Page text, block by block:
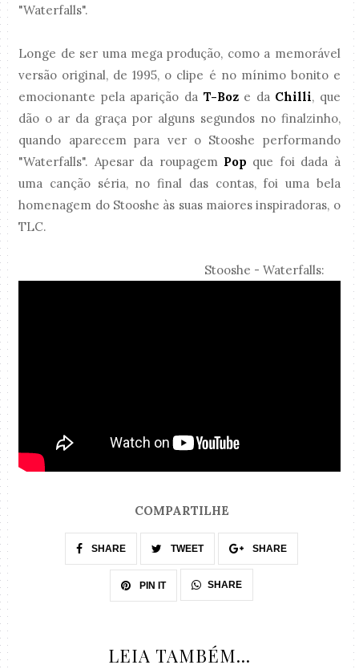
"Waterfalls".
Longe de ser uma mega produção, como a memorável
versão original, de 1995, o clipe é no mínimo bonito e
emocionante pela aparição da T-Boze da Chilli, que
dão o ar da graça por alguns segundos no finalzinho,
quando aparecem para ver o Stooshe performando
"Waterfalls". Apesar da roupagem Pop que foi dada à
uma canção séria, no final das contas, foi uma bela
homenagem do Stooshe às suas maiores inspiradoras, o
TLC.
Stooshe - Waterfalls:
COMPARTILHE
SHARE TWEET SHARE
PIN IT SHARE
LEIA TAMBÉM...